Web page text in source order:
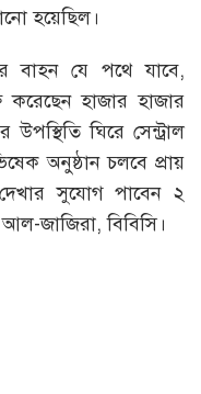
হয়েছিল।
বাহন যে পথে যাবে,
হাজার হাজার
উপস্থিতি ঘিরে সেন্ট্রাল
অনুষ্ঠান চলবে প্রায়
সুযোগ পাবেন ২
জাজিরা, বিবিসি।